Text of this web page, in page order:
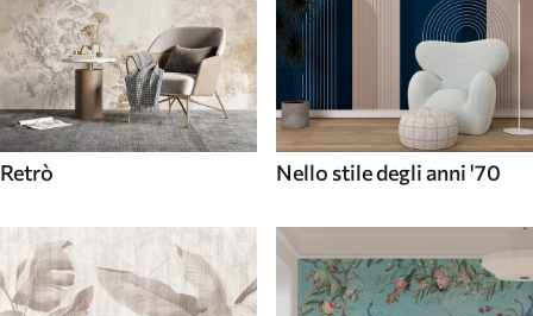
Retrò Nello stile degli anni '70